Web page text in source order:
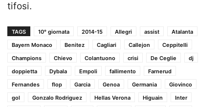
tifosi.
TAGS 10° giornata 2014-15 Allegri assist
Atalanta
Bayern Monaco
Benitez Cagliari Callejon
Ceppitelli
Champions
Chievo Colantuono crisi De Ceglie
dj
doppietta
Dybala Empoli fallimento
Farnerud
Fernandes
flop Garcia Genoa Germania
Giovinco
gol
Gonzalo Rodriguez Hellas Verona Higuain
Inter